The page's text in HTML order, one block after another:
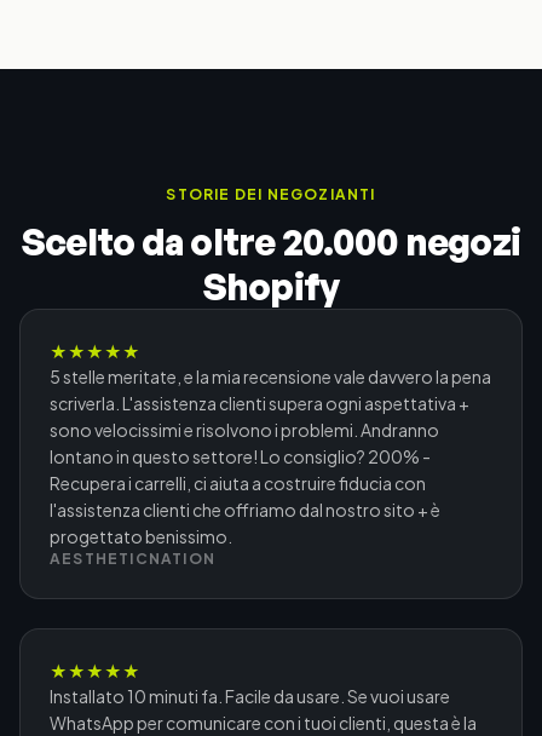
STORIE DEI NEGOZIANTI
Scelto da oltre 20.000 negozi
Shopify
★★★★★
5 stelle meritate, e la mia recensione vale davvero la pena
scriverla. L'assistenza clienti supera ogni aspettativa +
sono velocissimi e risolvono i problemi. Andranno
lontano in questo settore! Lo consiglio? 200% -
Recupera i carrelli, ci aiuta a costruire fiducia con
l'assistenza clienti che offriamo dal nostro sito + è
progettato benissimo.
AESTHETICNATION
★★★★★
Installato 10 minuti fa. Facile da usare. Se vuoi usare
WhatsApp per comunicare con i tuoi clienti, questa è la